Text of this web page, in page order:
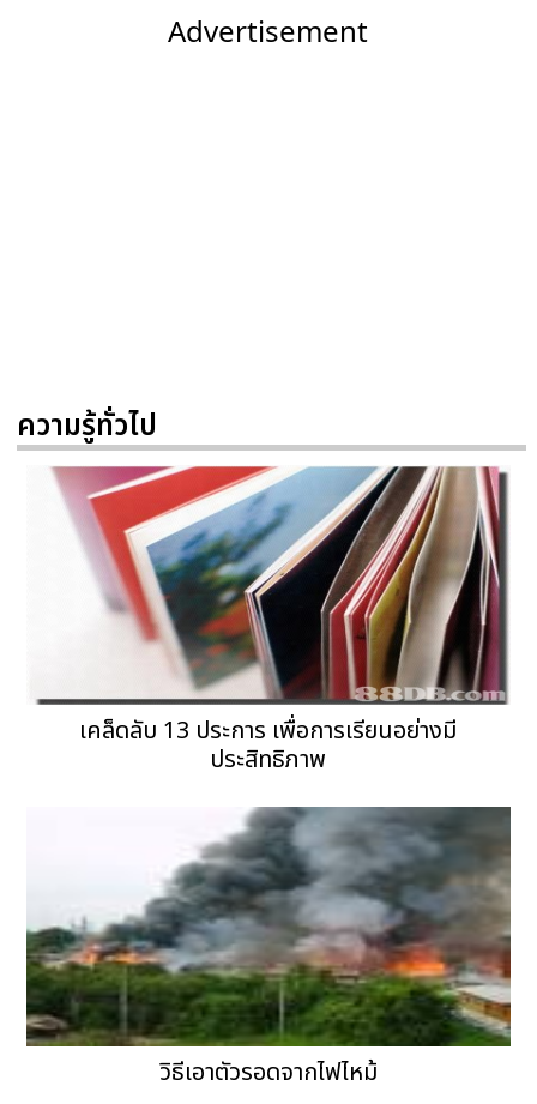
Advertisement
ความรู้ทั่วไป
เคล็ดลับ 13 ประการ เพื่อการเรียนอย่างมี
ประสิทธิภาพ
วิธีเอาตัวรอดจากไฟไหม้